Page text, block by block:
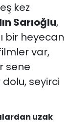
kez
Sarıoğlu,
bir heyecan
var,
sene
seyirci
uzak